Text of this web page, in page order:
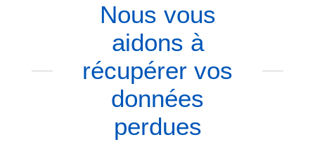
Nous vous
aidons à
récupérer vos
données
perdues